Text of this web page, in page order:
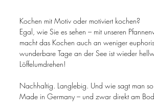
Kochen mit Motiv oder motiviert kochen?
Egal, wie Sie es sehen – mit unseren
macht das Kochen auch an weniger
wunderbare Tage an der See ist wieder
Löffelumdrehen!
Nachhaltig. Langlebig. Und wie sagt man
Made in Germany – und zwar direkt am